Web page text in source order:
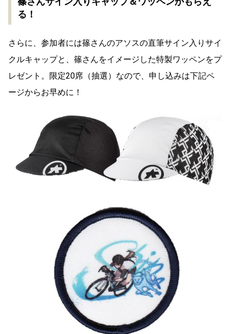
る！
さらに、参加者には篠さんのアソスの直筆サイン入りサイ
クルキャップと、篠さんをイメージした特製ワッペンをプ
レゼント。限定20席（抽選）なので、申し込みは下記ペ
ージからお早めに！